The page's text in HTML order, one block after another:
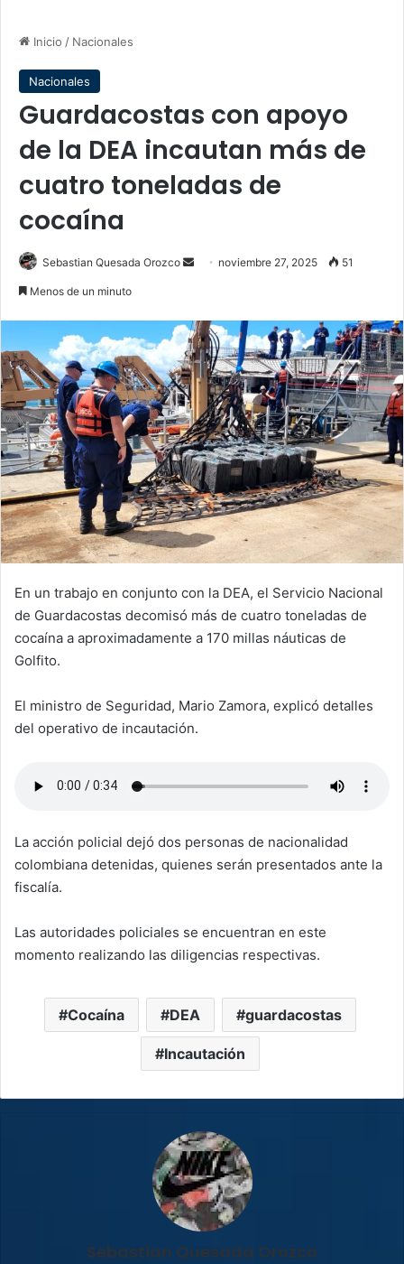
Inicio / Nacionales
Nacionales
Guardacostas con apoyo
de la DEA incautan más de
cuatro toneladas de
cocaína
Sebastian Quesada Orozco
Send noviembre 27, 2025 51
Menos de un minuto
En un trabajo en conjunto con la DEA, el Servicio Nacional
de Guardacostas decomisó más de cuatro toneladas de
cocaína a aproximadamente a 170 millas náuticas de
Golfito.
El ministro de Seguridad, Mario Zamora, explicó detalles
del operativo de incautación.
La acción policial dejó dos personas de nacionalidad
colombiana detenidas, quienes serán presentados ante la
fiscalía.
Las autoridades policiales se encuentran en este
momento realizando las diligencias respectivas.
Cocaína DEA guardacostas
Incautación
Sebastian Quesada Orozco